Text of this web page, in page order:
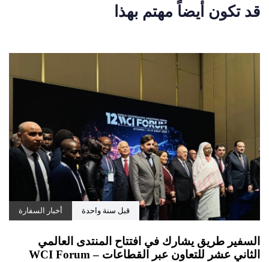
قبل سنة واحدة أخبار السفارة
السفير طريق يشارك في افتتاح المنتدى العالمي
الثاني عشر للتعاون عبر القطاعات – WCI Forum